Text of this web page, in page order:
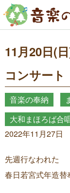
11月20日(
コンサート
音楽の奉納
大和まほろば合
2022年11月27日
先週行なわれた
春日若宮式年造